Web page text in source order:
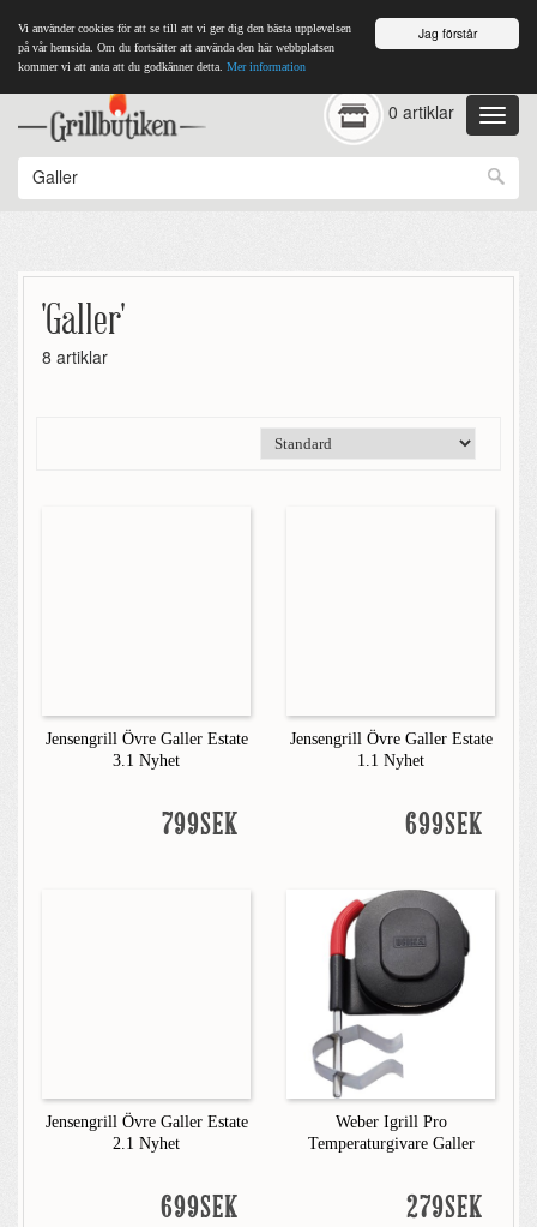
Jag förstår
Vi använder cookies för att se till att vi ger dig den bästa upplevelsen
på vår hemsida. Om du fortsätter att använda den här webbplatsen
kommer vi att anta att du godkänner detta. Mer information
0 artiklar
'Galler'
8 artiklar
Jensengrill Övre Galler Estate
3.1 Nyhet
799SEK
Jensengrill Övre Galler Estate
1.1 Nyhet
699SEK
Jensengrill Övre Galler Estate
2.1 Nyhet
699SEK
Weber Igrill Pro
Temperaturgivare Galler
279SEK